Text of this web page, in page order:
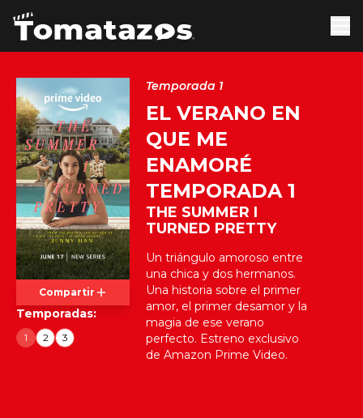
Compartir
Temporadas:
1 2 3
Temporada 1
EL VERANO EN
QUE ME
ENAMORÉ
TEMPORADA 1
THE SUMMER I
TURNED PRETTY
Un triángulo amoroso entre
una chica y dos hermanos.
Una historia sobre el primer
amor, el primer desamor y la
magia de ese verano
perfecto. Estreno exclusivo
de Amazon Prime Video.